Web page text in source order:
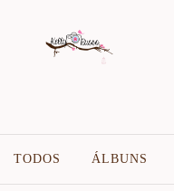
TODOS ÁLBUNS